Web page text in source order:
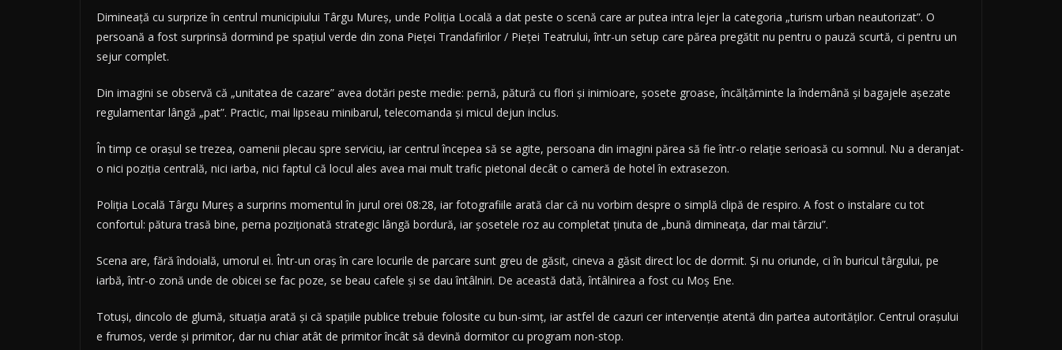
Dimineață cu surprize în centrul municipiului Târgu Mureș, unde Poliția Locală a dat peste o scenă care ar putea intra lejer la categoria „turism urban neautorizat”. O
persoană a fost surprinsă dormind pe spațiul verde din zona Pieței Trandafirilor / Pieței Teatrului, într-un setup care părea pregătit nu pentru o pauză scurtă, ci pentru un
sejur complet.
Din imagini se observă că „unitatea de cazare” avea dotări peste medie: pernă, pătură cu flori și inimioare, șosete groase, încălțăminte la îndemână și bagajele așezate
regulamentar lângă „pat”. Practic, mai lipseau minibarul, telecomanda și micul dejun inclus.
În timp ce orașul se trezea, oamenii plecau spre serviciu, iar centrul începea să se agite, persoana din imagini părea să fie într-o relație serioasă cu somnul. Nu a deranjat-
o nici poziția centrală, nici iarba, nici faptul că locul ales avea mai mult trafic pietonal decât o cameră de hotel în extrasezon.
Poliția Locală Târgu Mureș a surprins momentul în jurul orei 08:28, iar fotografiile arată clar că nu vorbim despre o simplă clipă de respiro. A fost o instalare cu tot
confortul: pătura trasă bine, perna poziționată strategic lângă bordură, iar șosetele roz au completat ținuta de „bună dimineața, dar mai târziu”.
Scena are, fără îndoială, umorul ei. Într-un oraș în care locurile de parcare sunt greu de găsit, cineva a găsit direct loc de dormit. Și nu oriunde, ci în buricul târgului, pe
iarbă, într-o zonă unde de obicei se fac poze, se beau cafele și se dau întâlniri. De această dată, întâlnirea a fost cu Moș Ene.
Totuși, dincolo de glumă, situația arată și că spațiile publice trebuie folosite cu bun-simț, iar astfel de cazuri cer intervenție atentă din partea autorităților. Centrul orașului
e frumos, verde și primitor, dar nu chiar atât de primitor încât să devină dormitor cu program non-stop.